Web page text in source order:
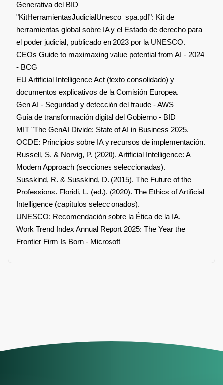
Generativa del BID
"KitHerramientasJudicialUnesco_spa.pdf": Kit de
herramientas global sobre IA y el Estado de derecho para
el poder judicial, publicado en 2023 por la UNESCO.
CEOs Guide to maximaxing value potential from AI - 2024
- BCG
EU Artificial Intelligence Act (texto consolidado) y
documentos explicativos de la Comisión Europea.
Gen AI - Seguridad y detección del fraude - AWS
Guía de transformación digital del Gobierno - BID
MIT "The GenAI Divide: State of AI in Business 2025.
OCDE: Principios sobre IA y recursos de implementación.
Russell, S. & Norvig, P. (2020). Artificial Intelligence: A
Modern Approach (secciones seleccionadas).
Susskind, R. & Susskind, D. (2015). The Future of the
Professions. Floridi, L. (ed.). (2020). The Ethics of Artificial
Intelligence (capítulos seleccionados).
UNESCO: Recomendación sobre la Ética de la IA.
Work Trend Index Annual Report 2025: The Year the
Frontier Firm Is Born - Microsoft